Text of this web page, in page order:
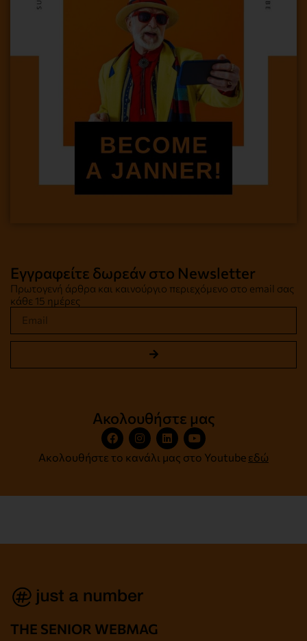
Εγγραφείτε δωρεάν στο Newsletter
Πρωτογενή άρθρα και καινούργιο περιεχόμενο στο email σας
κάθε 15 ημέρες
Ακολουθήστε μας
Ακολουθήστε το κανάλι μας στο Youtube εδώ
THE SENIOR WEBMAG